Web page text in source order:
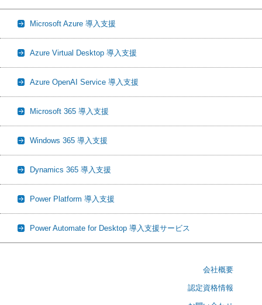
Microsoft Azure 導入支援
Azure Virtual Desktop 導入支援
Azure OpenAI Service 導入支援
Microsoft 365 導入支援
Windows 365 導入支援
Dynamics 365 導入支援
Power Platform 導入支援
Power Automate for Desktop 導入支援サービス
会社概要
認定資格情報